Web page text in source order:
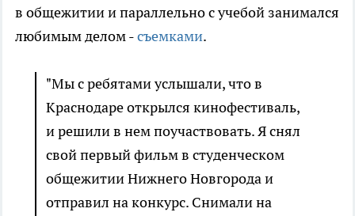
в общежитии и параллельно с учебой занимался
любимым делом -съемками.
"Мы с ребятами услышали, что в
Краснодаре открылся кинофестиваль,
и решили в нем поучаствовать. Я снял
свой первый фильм в студенческом
общежитии Нижнего Новгорода и
отправил на конкурс. Снимали на